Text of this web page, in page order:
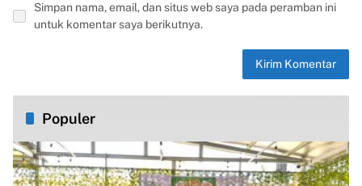
Simpan nama, email, dan situs web saya pada peramban ini
untuk komentar saya berikutnya.
Populer